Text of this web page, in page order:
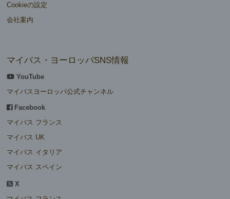
Cookieの設定
会社案内
マイバス・ヨーロッパSNS情報
YouTube
マイバスヨーロッパ公式チャンネル
Facebook
マイバス フランス
マイバス UK
マイバス イタリア
マイバス スペイン
X